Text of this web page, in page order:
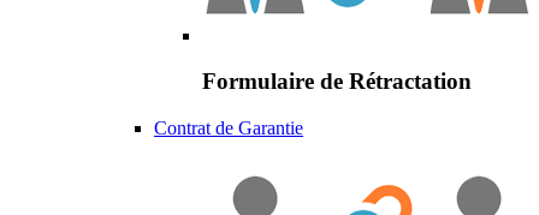
Formulaire de Rétractation
Contrat de Garantie